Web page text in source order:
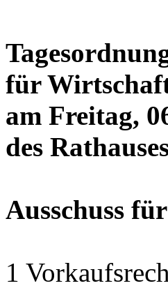
für Wirtschaft
am Freitag,
des
Ausschuss
1